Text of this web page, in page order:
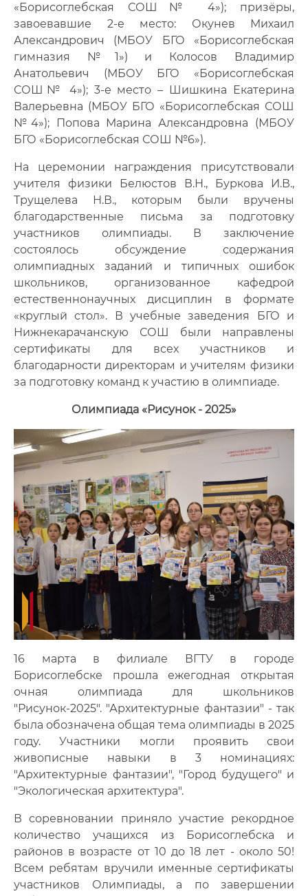
«Борисоглебская СОШ№ 4»); призёры,
завоевавшие 2-е место: Окунев Михаил
Александрович (МБОУ БГО «Борисоглебская
гимназия №1») и Колосов Владимир
Анатольевич (МБОУ БГО «Борисоглебская
СОШ№ 4»); 3-е место – Шишкина Екатерина
Валерьевна (МБОУ БГО «Борисоглебская СОШ
№4»); Попова Марина Александровна (МБОУ
БГО «Борисоглебская СОШ №6»).
На церемонии награждения присутствовали
учителя физики Белюстов В.Н., Буркова И.В.,
Трущелева Н.В., которым были вручены
благодарственные письма за подготовку
участников олимпиады. В заключение
состоялось обсуждение содержания
олимпиадных заданий и типичных ошибок
школьников, организованное кафедрой
естественнонаучных дисциплин в формате
«круглый стол». В учебные заведения БГО и
Нижнекарачанскую СОШ были направлены
сертификаты для всех участников и
благодарности директорам и учителям физики
за подготовку команд к участию в олимпиаде.
Олимпиада «Рисунок - 2025»
16 марта в филиале ВГТУ в городе
Борисоглебске прошла ежегодная открытая
очная олимпиада для школьников
"Рисунок-2025". "Архитектурные фантазии" - так
была обозначена общая тема олимпиады в 2025
году. Участники могли проявить свои
живописные навыки в 3 номинациях:
"Архитектурные фантазии", "Город будущего" и
"Экологическая архитектура".
В соревновании приняло участие рекордное
количество учащихся из Борисоглебска и
районов в возрасте от 10 до 18 лет - около 50!
Всем ребятам вручили именные сертификаты
участников Олимпиады, а по завершении